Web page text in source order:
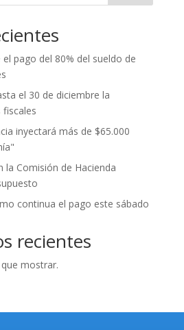
pago del 80% del sueldo de
el 30 de diciembre la
inyectará más de $65.000
la Comisión de Hacienda
continua el pago este sábado
recientes
mostrar.